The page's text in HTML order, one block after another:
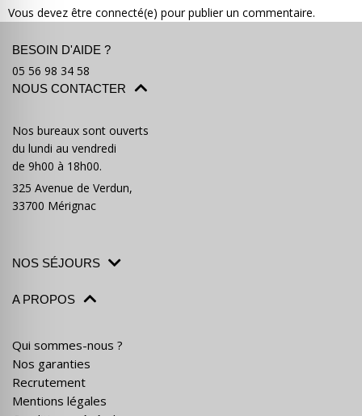
Vous devez être connecté(e) pour publier un commentaire.
BESOIN D'AIDE ?
05 56 98 34 58
NOUS CONTACTER
Nos bureaux sont ouverts
du lundi au vendredi
de 9h00 à 18h00.
325 Avenue de Verdun,
33700 Mérignac
NOS SÉJOURS
A PROPOS
Qui sommes-nous ?
Nos garanties
Recrutement
Mentions légales